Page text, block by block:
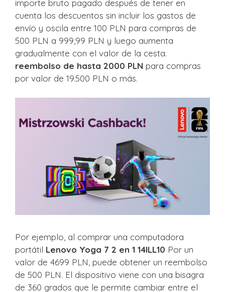
importe bruto pagado después de tener en
cuenta los descuentos sin incluir los gastos de
envío y oscila entre 100 PLN para compras de
500 PLN a 999,99 PLN y luego aumenta
gradualmente con el valor de la cesta.
reembolso de hasta 2000 PLN para compras
por valor de 19.500 PLN o más.
Por ejemplo, al comprar una computadora
portátil Lenovo Yoga 7 2 en 1 14ILL10 Por un
valor de 4699 PLN, puede obtener un reembolso
de 500 PLN. El dispositivo viene con una bisagra
de 360 ​​grados que le permite cambiar entre el